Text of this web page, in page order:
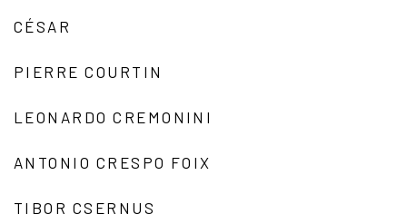
CÉSAR
PIERRE COURTIN
LEONARDO CREMONINI
ANTONIO CRESPO FOIX
TIBOR CSERNUS